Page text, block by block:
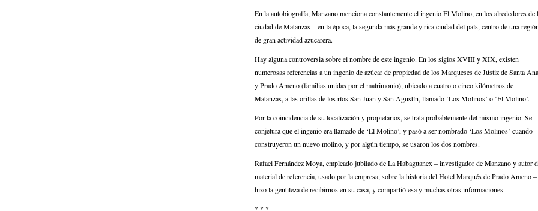
En la autobiografía, Manzano menciona constantemente el ingenio El Molino, en los alrededores de
ciudad de Matanzas – en la época, la segunda más grande y rica ciudad del país, centro de una región
de gran actividad azucarera.
Hay alguna controversia sobre el nombre de este ingenio. En los siglos XVIII y XIX, existen
numerosas referencias a un ingenio de azúcar de propiedad de los Marqueses de Jústiz de Santa Ana
y Prado Ameno (familias unidas por el matrimonio), ubicado a cuatro o cinco kilómetros de
Matanzas, a las orillas de los ríos San Juan y San Agustín, llamado ‘Los Molinos’ o ‘El Molino’.
Por la coincidencia de su localización y propietarios, se trata probablemente del mismo ingenio. Se
conjetura que el ingenio era llamado de ‘El Molino’, y pasó a ser nombrado ‘Los Molinos’ cuando
construyeron un nuevo molino, y por algún tiempo, se usaron los dos nombres.
Rafael Fernández Moya, empleado jubilado de La Habaguanex – investigador de Manzano y autor
material de referencia, usado por la empresa, sobre la historia del Hotel Marqués de Prado Ameno –
hizo la gentileza de recibirnos en su casa, y compartió esa y muchas otras informaciones.
* * *